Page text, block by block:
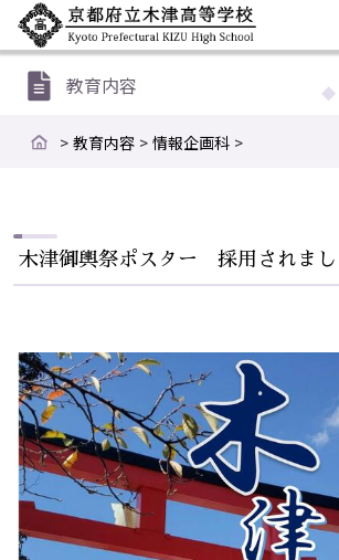
教育内容
> 教育内容 > 情報企画科 >
木津御輿祭ポスター 採用されまし